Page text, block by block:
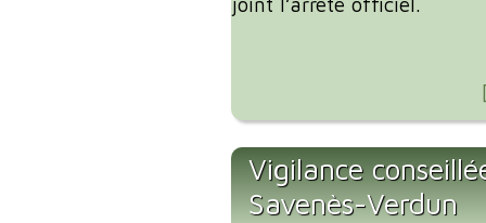
Vigilance
Savenès-Verdun